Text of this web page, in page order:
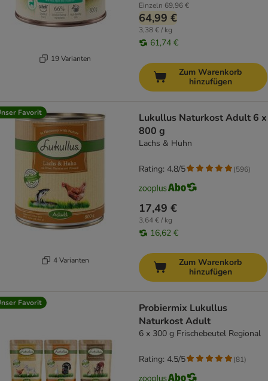
19 Varianten
Einzeln 69,96 €
64,99 €
3,38 € / kg
61,74 €
Zum Warenkorb
hinzufügen
Favorit
4 Varianten
Lukullus Naturkost Adult 6 x
800 g
Lachs & Huhn
17,49 €
3,64 € / kg
16,62 €
Rating: 4.8/5 (596)
Zum Warenkorb
hinzufügen
Favorit
Probiermix Lukullus
Naturkost Adult
6 x 300 g Frischebeutel Regional
Rating: 4.5/5 (81)